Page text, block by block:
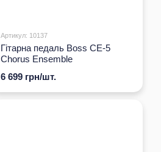
Артикул: 10137
Гітарна педаль Boss CE-5
Chorus Ensemble
6 699 грн/шт.